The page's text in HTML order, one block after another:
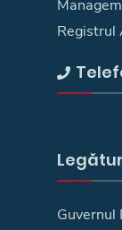
Registrul
Guvernul